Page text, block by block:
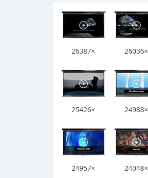
26387× 26036×
25426× 24988×
24957× 24048×